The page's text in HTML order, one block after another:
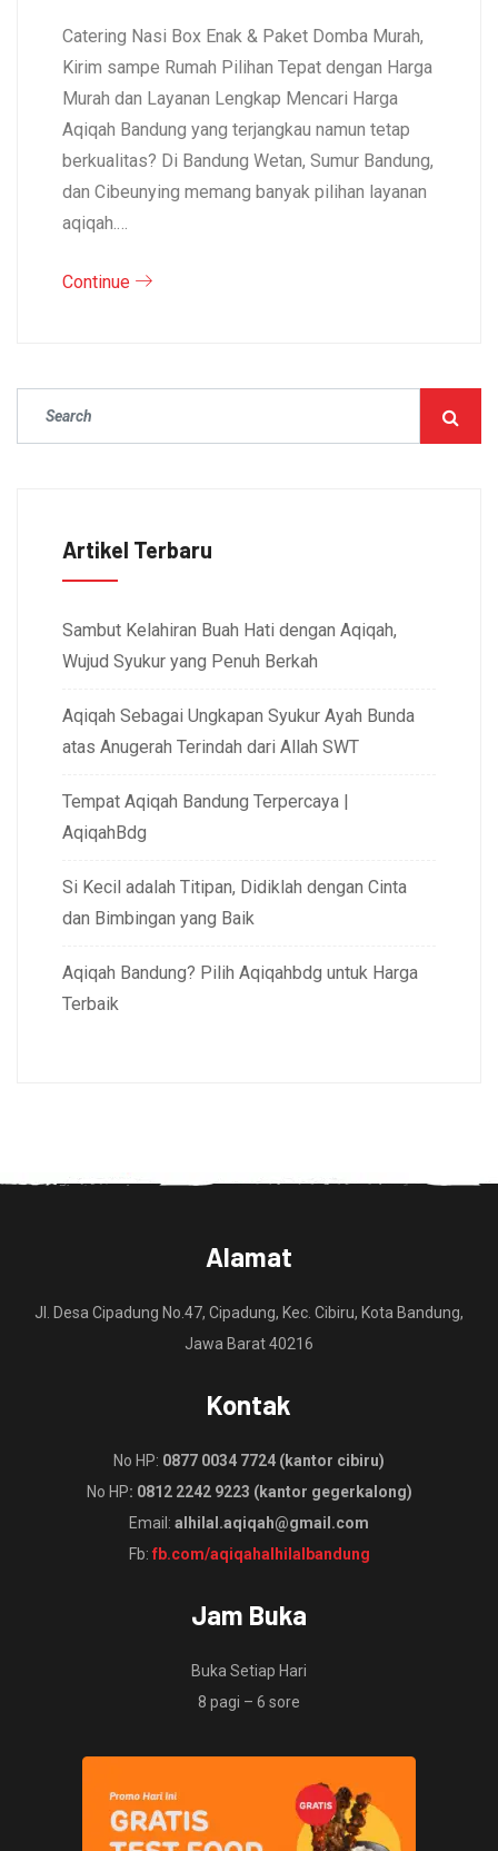
Catering Nasi Box Enak & Paket Domba Murah,
Kirim sampe Rumah Pilihan Tepat dengan Harga
Murah dan Layanan Lengkap Mencari Harga
Aqiqah Bandung yang terjangkau namun tetap
berkualitas? Di Bandung Wetan, Sumur Bandung,
dan Cibeunying memang banyak pilihan layanan
aqiqah.…
Continue
Artikel Terbaru
Sambut Kelahiran Buah Hati dengan Aqiqah,
Wujud Syukur yang Penuh Berkah
Aqiqah Sebagai Ungkapan Syukur Ayah Bunda
atas Anugerah Terindah dari Allah SWT
Tempat Aqiqah Bandung Terpercaya |
AqiqahBdg
Si Kecil adalah Titipan, Didiklah dengan Cinta
dan Bimbingan yang Baik
Aqiqah Bandung? Pilih Aqiqahbdg untuk Harga
Terbaik
Alamat
Jl. Desa Cipadung No.47, Cipadung, Kec. Cibiru, Kota Bandung,
Jawa Barat 40216
Kontak
No HP: 0877 0034 7724 (kantor cibiru)
No HP: 0812 2242 9223 (kantor gegerkalong)
Email: alhilal.aqiqah@gmail.com
Fb: fb.com/aqiqahalhilalbandung
Jam Buka
Buka Setiap Hari
8 pagi – 6 sore